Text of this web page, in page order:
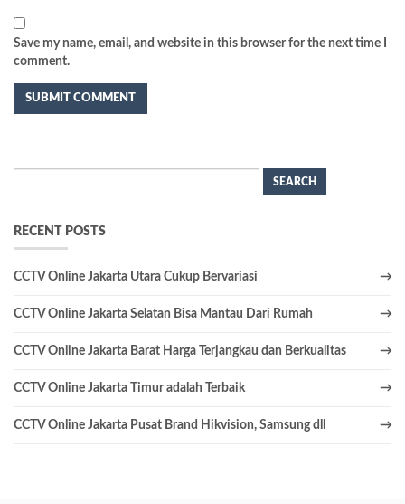
Save my name, email, and website in this browser for the next time I
comment.
for:
RECENT POSTS
CCTV Online Jakarta Utara Cukup Bervariasi
CCTV Online Jakarta Selatan Bisa Mantau Dari Rumah
CCTV Online Jakarta Barat Harga Terjangkau dan Berkualitas
CCTV Online Jakarta Timur adalah Terbaik
CCTV Online Jakarta Pusat Brand Hikvision, Samsung dll